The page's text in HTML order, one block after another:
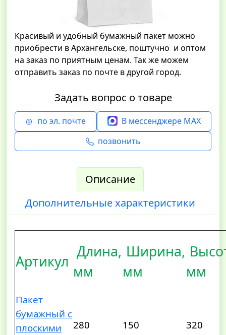
Красивый и удобный бумажный пакет можно
приобрести в Архангельске, поштучно и оптом
на заказ по приятным ценам. Так же можем
отправить заказ по почте в другой город.
Задать вопрос о товаре
по эл. почте
В мессенджере MAX
позвонить
Описание
Дополнительные характеристики
Артикул
Длина,
мм
Ширина,
мм
мм
Пакет
бумажный с
плоскими
280 150 320